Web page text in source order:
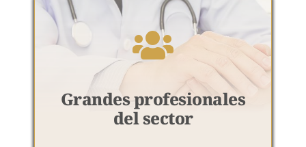
Grandes profesionales
del sector